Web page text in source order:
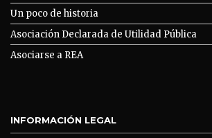
Un poco de historia
Asociación Declarada de Utilidad Pública
Asociarse a REA
INFORMACIÓN LEGAL